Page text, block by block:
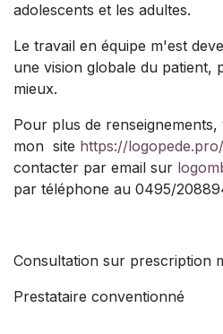
adolescents et les adultes.
Le travail en équipe m'est
une vision globale du patient,
mieux.
Pour plus de
mon site https://
contacter par email sur
par téléphone au 0495/
Consultation sur prescription
Prestataire conventionné